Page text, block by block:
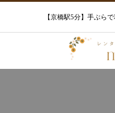
【京橋駅5分】手ぶら